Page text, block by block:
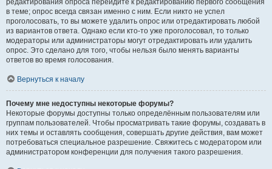
редактирования опроса перейдите к редактированию первого сообщения
в теме; опрос всегда связан именно с ним. Если никто не успел
проголосовать, то вы можете удалить опрос или отредактировать любой
из вариантов ответа. Однако если кто-то уже проголосовал, то только
модераторы или администраторы могут отредактировать или удалить
опрос. Это сделано для того, чтобы нельзя было менять варианты
ответов во время голосования.
Вернуться к началу
Почему мне недоступны некоторые форумы?
Некоторые форумы доступны только определённым пользователям или
группам пользователей. Чтобы просматривать такие форумы, создавать в
них темы и оставлять сообщения, совершать другие действия, вам может
потребоваться специальное разрешение. Свяжитесь с модератором или
администратором конференции для получения такого разрешения.